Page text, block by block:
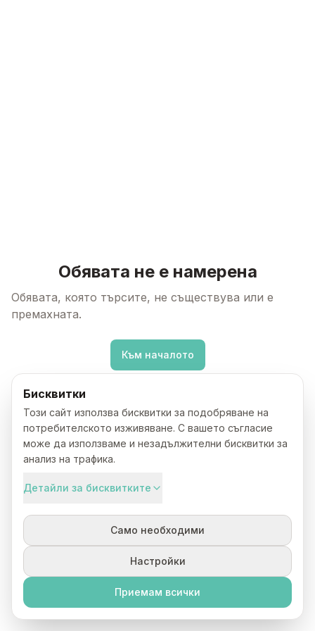
Обявата не е намерена
Обявата, която търсите, не съществува или е
премахната.
Към началото
Бисквитки
Този сайт използва бисквитки за подобряване на
потребителското изживяване. С вашето съгласие
може да използваме и незадължителни бисквитки за
анализ на трафика.
Детайли за бисквитките
Само необходими
Настройки
Приемам всички